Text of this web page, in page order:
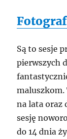
Są to sesje
pierwszych
maluszkom.
na lata oraz
sesję
do 14 dnia